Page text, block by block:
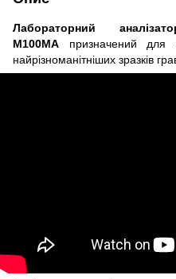
Лабораторний
M100MA призначений для
найрізноманітніших зразків